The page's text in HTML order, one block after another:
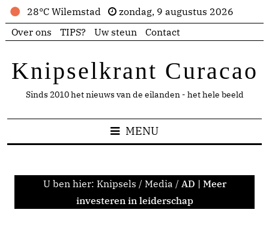
28°C Wilemstad
zondag, 9 augustus 2026
Over ons
TIPS? Uw steun Contact
Knipselkrant Curacao
Sinds 2010 het nieuws van de eilanden - het hele beeld
MENU
U ben hier: Knipsels / Media / AD | Meer
investeren in leiderschap